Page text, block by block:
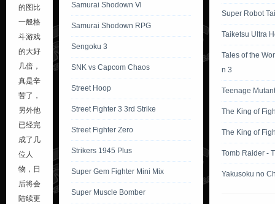
的图比
一般格
斗游戏
的大好
几倍，
真是辛
苦了，
另外他
已经完
成了几
位人
物，日
后将会
陆续更
Samurai Shodown Ⅵ
Samurai Shodown RPG
Sengoku 3
SNK vs Capcom Chaos
Street Hoop
Street Fighter 3 3rd Strike
Street Fighter Zero
Strikers 1945 Plus
Super Gem Fighter Mini Mix
Super Muscle Bomber
Super Robot
Taiketsu Ultra
Tales of the
n 3
Teenage
The King of
The King of
Tomb Raider -
Yakusoku no